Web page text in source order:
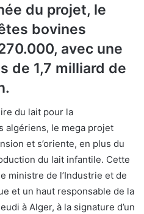
du projet, le
bovines
avec une
de 1,7 milliard de
du lait pour la
algériens, le mega projet
et s’oriente, en plus du
du lait infantile. Cette
ministre de l’Industrie et de
et un haut responsable de la
à Alger, à la signature d’un